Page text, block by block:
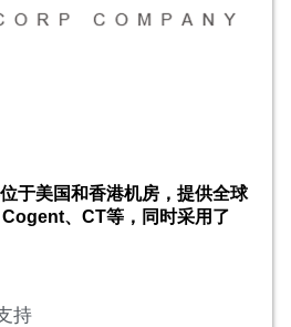
于美国和香港机房，提供全球
、CT等，同时采用了
持